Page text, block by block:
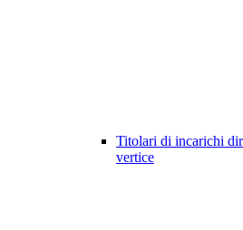
Titolari di incarichi
vertice